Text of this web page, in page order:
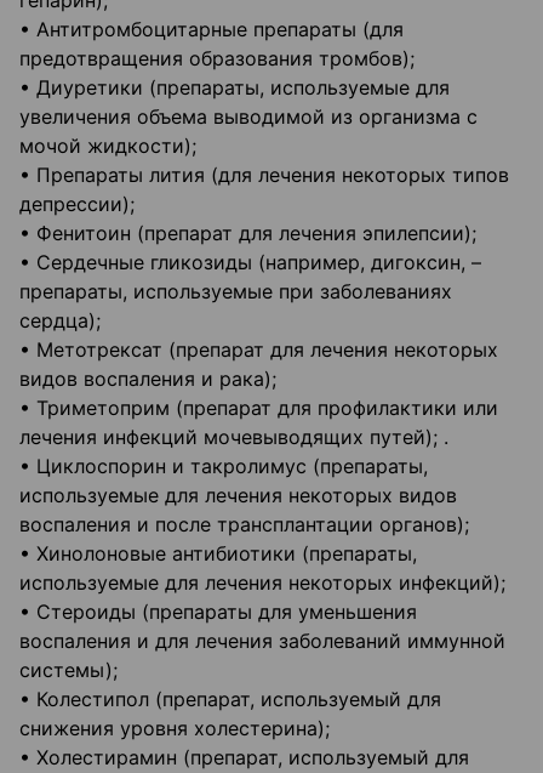
• Антитромбоцитарные препараты (для
предотвращения образования тромбов);
• Диуретики (препараты, используемые для
увеличения объема выводимой из организма с
мочой жидкости);
• Препараты лития (для лечения некоторых типов
депрессии);
• Фенитоин (препарат для лечения эпилепсии);
• Сердечные гликозиды (например, дигоксин, –
препараты, используемые при заболеваниях
сердца);
• Метотрексат (препарат для лечения некоторых
видов воспаления и рака);
• Триметоприм (препарат для профилактики или
лечения инфекций мочевыводящих путей); .
• Циклоспорин и такролимус (препараты,
используемые для лечения некоторых видов
воспаления и после трансплантации органов);
• Хинолоновые антибиотики (препараты,
используемые для лечения некоторых инфекций);
• Стероиды (препараты для уменьшения
воспаления и для лечения заболеваний иммунной
системы);
• Колестипол (препарат, используемый для
снижения уровня холестерина);
• Холестирамин (препарат, используемый для